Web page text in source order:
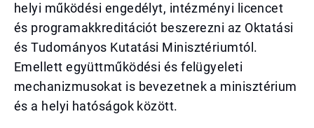
helyi működési engedélyt, intézményi licencet
és programakkreditációt beszerezni az Oktatási
és Tudományos Kutatási Minisztériumtól.
Emellett együttműködési és felügyeleti
mechanizmusokat is bevezetnek a minisztérium
és a helyi hatóságok között.